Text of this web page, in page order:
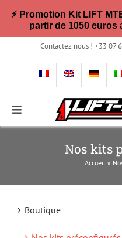
au
Contactez nous ! +33 07
Toggle
Navigation
Photos & Vidéos
Nos kits
Accueil »
Boutique
⚡ Promotion Kit LIFT
partir de 1050 euros